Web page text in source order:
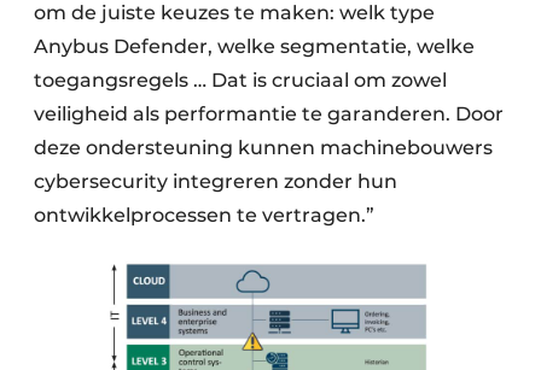
om de juiste keuzes te maken: welk type
Anybus Defender, welke segmentatie, welke
toegangsregels … Dat is cruciaal om zowel
veiligheid als performantie te garanderen. Door
deze ondersteuning kunnen machinebouwers
cybersecurity integreren zonder hun
ontwikkelprocessen te vertragen.”